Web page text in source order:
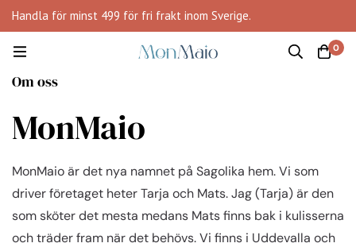
Handla för minst 499 för fri frakt inom Sverige.
0
Om oss
MonMaio
MonMaio är det nya namnet på Sagolika hem. Vi som
driver företaget heter Tarja och Mats. Jag (Tarja) är den
som sköter det mesta medans Mats finns bak i kulisserna
och träder fram när det behövs. Vi finns i Uddevalla och